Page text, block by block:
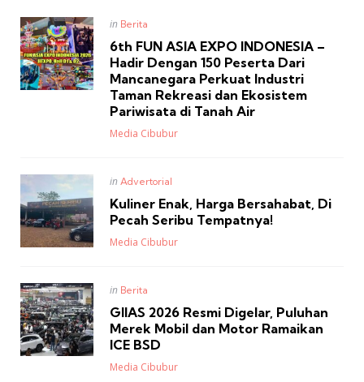
Posted
in
in Berita
6th FUN ASIA EXPO INDONESIA –
Hadir Dengan 150 Peserta Dari
Mancanegara Perkuat Industri
Taman Rekreasi dan Ekosistem
Pariwisata di Tanah Air
Posted
Media Cibubur
Posted
in Advertorial
Kuliner Enak, Harga Bersahabat, Di
Pecah Seribu Tempatnya!
Posted
Media Cibubur
Posted
in Berita
GIIAS 2026 Resmi Digelar, Puluhan
Merek Mobil dan Motor Ramaikan
ICE BSD
Posted
Media Cibubur